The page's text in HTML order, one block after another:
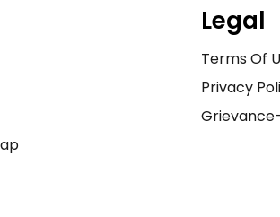
Legal
Terms Of
Privacy